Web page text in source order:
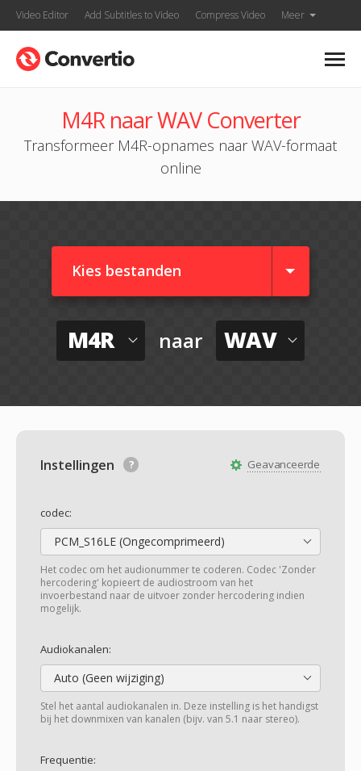
Video Editor Add Subtitles to Video Compress Video Meer
M4R naar WAV Converter
Transformeer M4R-opnames naar WAV-formaat
online
Kies bestanden
M4R naar WAV
Geavanceerde
Instellingen
codec:
PCM_S16LE (Ongecomprimeerd)
Het codec om het audionummer te coderen. Codec 'Zonder
hercodering' kopieert de audiostroom van het
invoerbestand naar de uitvoer zonder hercodering indien
mogelijk.
Audiokanalen:
Auto (Geen wijziging)
Stel het aantal audiokanalen in. Deze instelling is het handigst
bij het downmixen van kanalen (bijv. van 5.1 naar stereo).
Frequentie: